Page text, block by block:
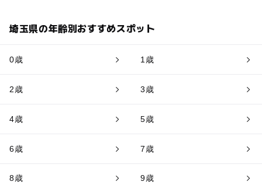
埼玉県の年齢別おすすめスポット
0歳 1歳
2歳 3歳
4歳 5歳
6歳 7歳
8歳 9歳